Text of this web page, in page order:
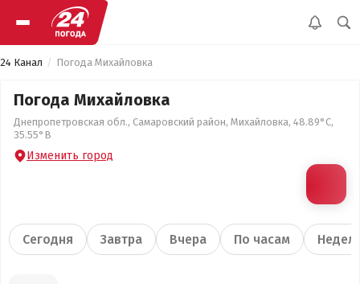
24 Канал Погода Михайловка
Погода Михайловка
Днепропетровская обл., Самаровский район, Михайловка, 48.89°С,
35.55°В
Изменить город
Сегодня Завтра Вчера По часам